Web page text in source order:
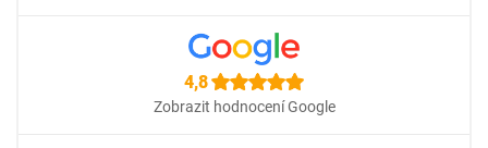
4,8
Zobrazit hodnocení Google